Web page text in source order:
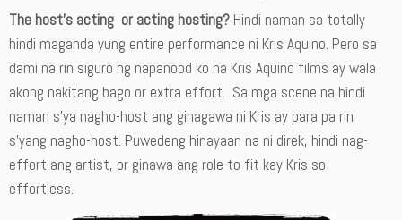
The host’s acting or acting hosting? Hindi naman sa totally
hindi maganda yung entire performance ni Kris Aquino. Pero sa
dami na rin siguro ng napanood ko na Kris Aquino films ay wala
akong nakitang bago or extra effort. Sa mga scene na hindi
naman s’ya nagho-host ang ginagawa ni Kris ay para pa rin
s’yang nagho-host. Puwedeng hinayaan na ni direk, hindi nag-
effort ang artist, or ginawa ang role to fit kay Kris so
effortless.